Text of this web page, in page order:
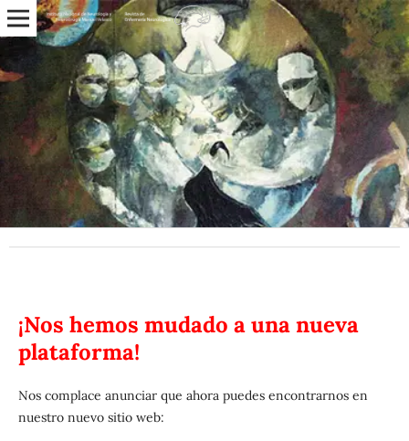
¡Nos hemos mudado a una nueva
plataforma!
Nos complace anunciar que ahora puedes encontrarnos en
nuestro nuevo sitio web: